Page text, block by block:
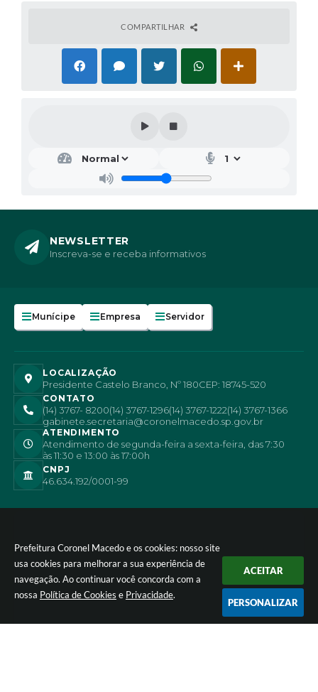
Prefeitura Coronel Macedo e os cookies: nosso site
usa cookies para melhorar a sua experiência de
navegação. Ao continuar você concorda com a
nossa Política de Cookies e Privacidade.
ACEITAR
PERSONALIZAR
COMPARTILHAR
NEWSLETTER
Inscreva-se e receba informativos
Munícipe Empresa Servidor
LOCALIZAÇÃO
Presidente Castelo Branco, Nº 180CEP: 18745-520
CONTATO
(14) 3767- 8200(14) 3767-1296(14) 3767-1222(14) 3767-1366
gabinete.secretaria@coronelmacedo.sp.gov.br
ATENDIMENTO
Atendimento de segunda-feira a sexta-feira, das 7:30
às 11:30 e 13:00 às 17:00h
CNPJ
46.634.192/0001-99